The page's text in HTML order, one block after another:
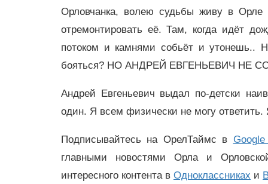
Орловчанка, волею судьбы живу в
отремонтировать её. Там, когда идёт
потоком и камнями собьёт и утонешь..
бояться? НО АНДРЕЙ ЕВГЕНЬЕВИЧ НЕ
Андрей Евгеньевич выдал по-детски
один. Я всем физически не могу
Подписывайтесь на ОрелТаймс в
главными новостями Орла и
интересного контента в Одноклассниках и